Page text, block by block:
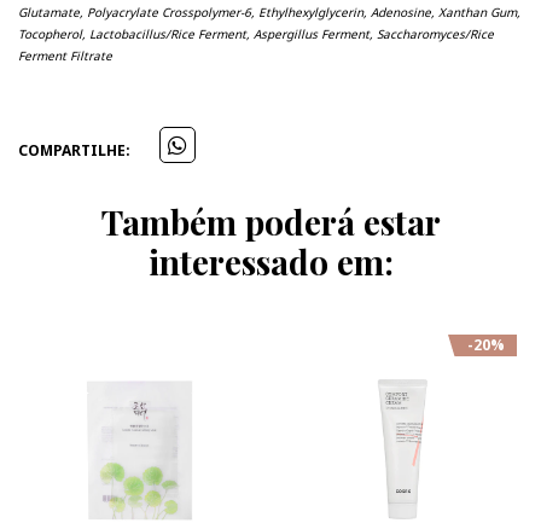
Glutamate, Polyacrylate Crosspolymer-6, Ethylhexylglycerin, Adenosine, Xanthan Gum,
Tocopherol, Lactobacillus/Rice Ferment, Aspergillus Ferment, Saccharomyces/Rice
Ferment Filtrate
COMPARTILHE:
Também poderá estar
interessado em:
-20%